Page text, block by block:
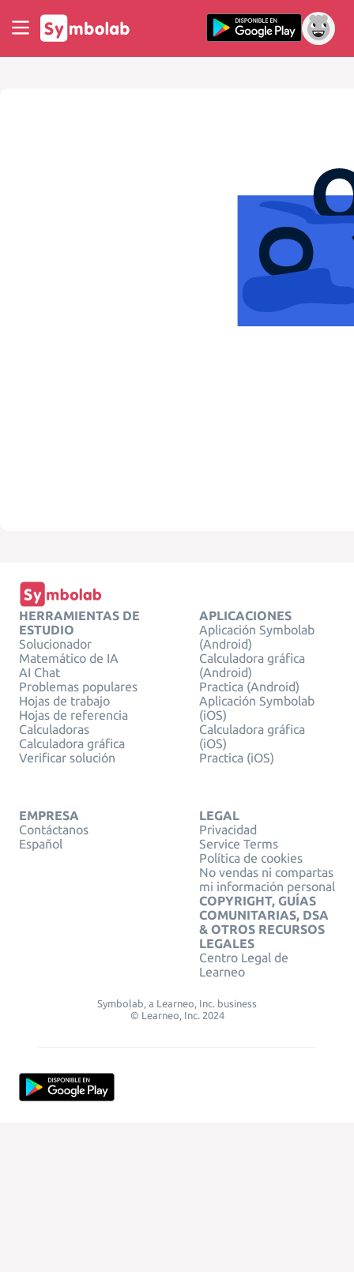
HERRAMIENTAS DE
ESTUDIO
Solucionador
Matemático de IA
AI Chat
Problemas populares
Hojas de trabajo
Hojas de referencia
Calculadoras
Calculadora gráfica
Verificar solución
APLICACIONES
Aplicación Symbolab
(Android)
Calculadora gráfica
(Android)
Practica (Android)
Aplicación Symbolab
(iOS)
Calculadora gráfica
(iOS)
Practica (iOS)
EMPRESA
Contáctanos
Español
LEGAL
Privacidad
Service Terms
Política de cookies
No vendas ni compartas
mi información personal
COPYRIGHT, GUÍAS
COMUNITARIAS, DSA
& OTROS RECURSOS
LEGALES
Centro Legal de
Learneo
Symbolab, a Learneo, Inc. business
© Learneo, Inc. 2024